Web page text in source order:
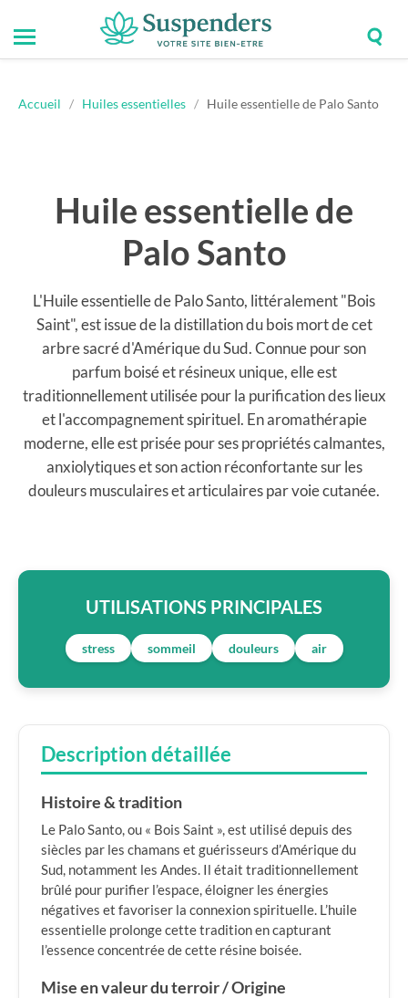
Suspenders
Toggle
mobile
Accueil / Huiles essentielles / Huile essentielle de Palo Santo
Huile essentielle de
Palo Santo
L'Huile essentielle de Palo Santo, littéralement "Bois
Saint", est issue de la distillation du bois mort de cet
arbre sacré d'Amérique du Sud. Connue pour son
parfum boisé et résineux unique, elle est
traditionnellement utilisée pour la purification des lieux
et l'accompagnement spirituel. En aromathérapie
moderne, elle est prisée pour ses propriétés calmantes,
anxiolytiques et son action réconfortante sur les
douleurs musculaires et articulaires par voie cutanée.
UTILISATIONS PRINCIPALES
stress sommeil douleurs air
Description détaillée
Histoire & tradition
Le Palo Santo, ou « Bois Saint », est utilisé depuis des
siècles par les chamans et guérisseurs d’Amérique du
Sud, notamment les Andes. Il était traditionnellement
brûlé pour purifier l’espace, éloigner les énergies
négatives et favoriser la connexion spirituelle. L’huile
essentielle prolonge cette tradition en capturant
l’essence concentrée de cette résine boisée.
Mise en valeur du terroir / Origine